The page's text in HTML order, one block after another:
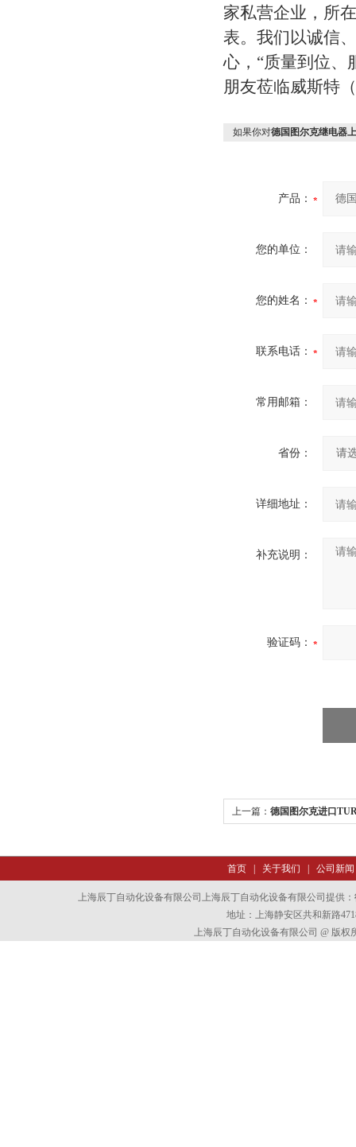
家私营企业，所
表。我们以诚信
心，“质量到位、
朋友莅临威斯特
如果你对德国图尔克继电器
产品：
您的单位：
您的姓名：
联系电话：
常用邮箱：
省份：
详细地址：
补充说明：
验证码：
上一篇： 德国图尔克进口
首页| 关于我们 公司新闻
上海辰丁自动化设备有限公司上海辰丁自动化设备有限公司提供：
地址：上海静安区共和新路
上海辰丁自动化设备有限公司 @ 版权